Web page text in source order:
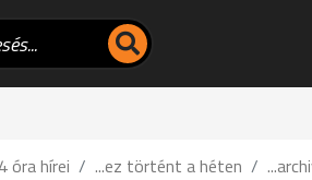
óra hírei ...ez történt a héten